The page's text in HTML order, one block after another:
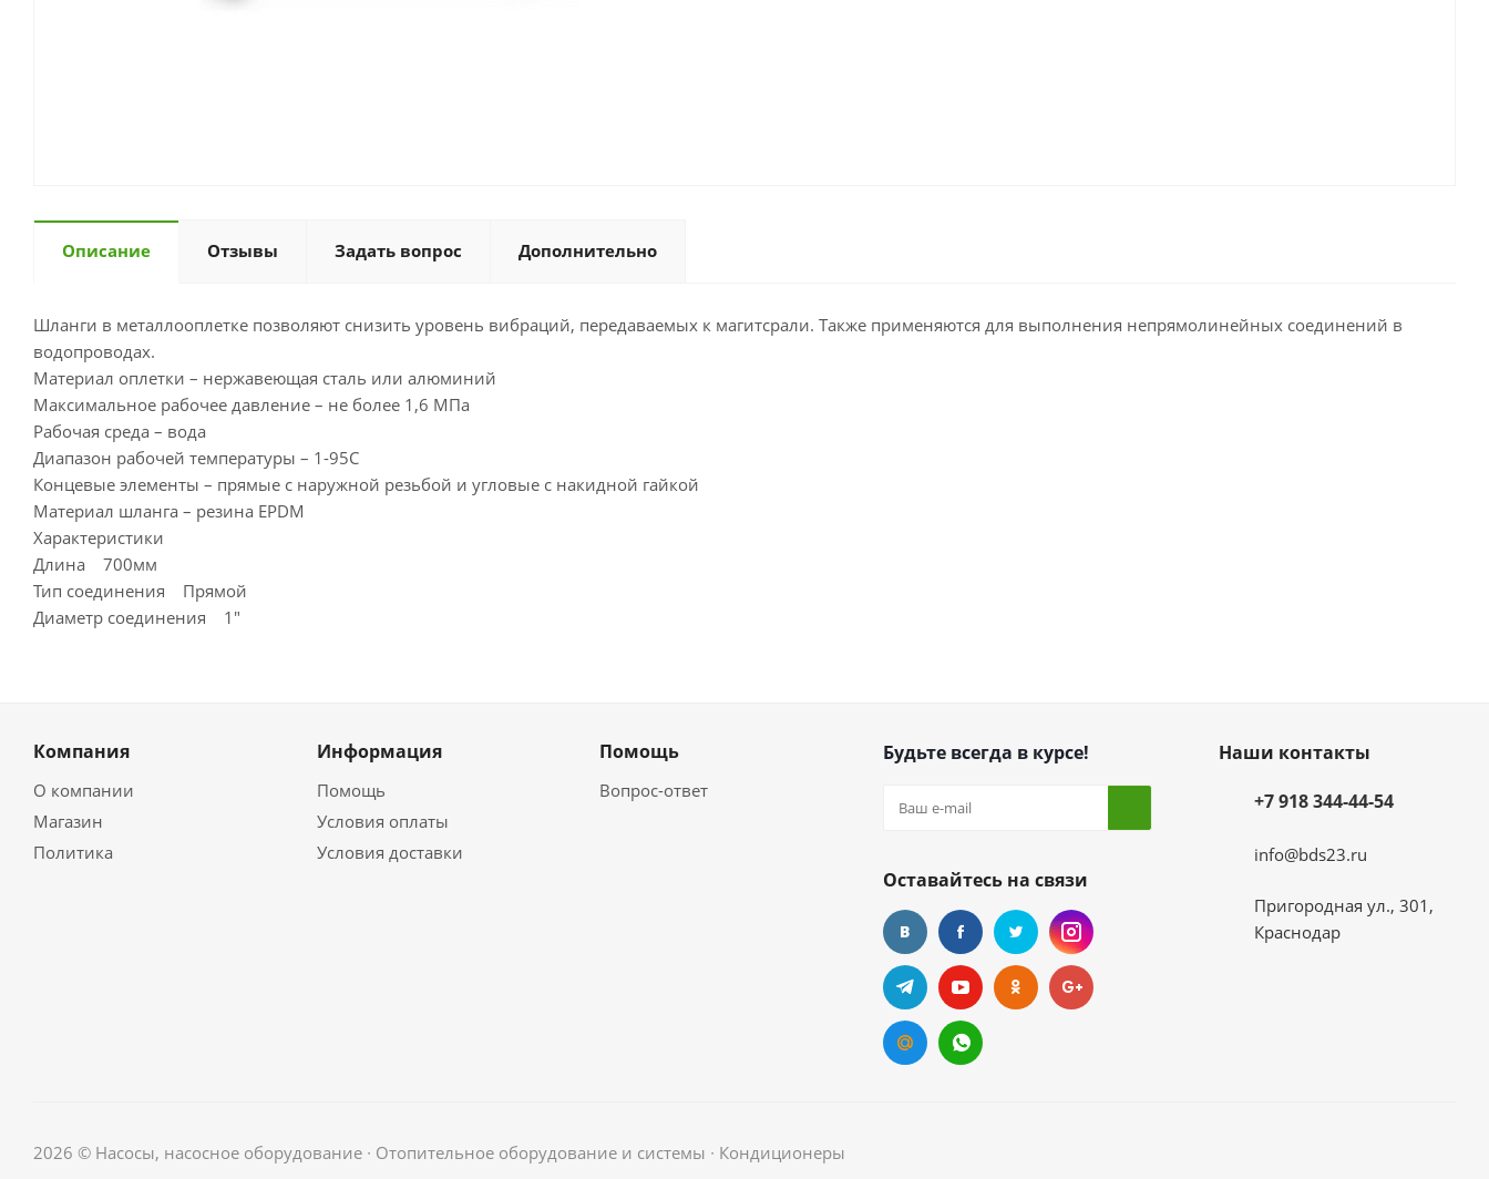
Описание Отзывы Задать вопрос Дополнительно
Шланги в металлооплетке позволяют снизить уровень вибраций, передаваемых к магитсрали. Также применяются для выполнения непрямолинейных соединений в
водопроводах.
Материал оплетки – нержавеющая сталь или алюминий
Максимальное рабочее давление – не более 1,6 МПа
Рабочая среда – вода
Диапазон рабочей температуры – 1-95С
Концевые элементы – прямые с наружной резьбой и угловые с накидной гайкой
Материал шланга – резина EPDM
Характеристики
Длина 700мм
Тип соединения Прямой
Диаметр соединения 1"
Компания
О компании
Магазин
Политика
Информация
Помощь
Условия оплаты
Условия доставки
Помощь
Вопрос-ответ
Будьте всегда в курсе!
Оставайтесь на связи
Наши контакты
+7 918 344-44-54
info@bds23.ru
Пригородная ул., 301,
Краснодар
2026 © Насосы, насосное оборудование ∙ Отопительное оборудование и системы ∙ Кондиционеры